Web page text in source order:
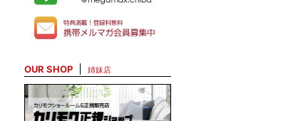
OUR SHOP 姉妹店